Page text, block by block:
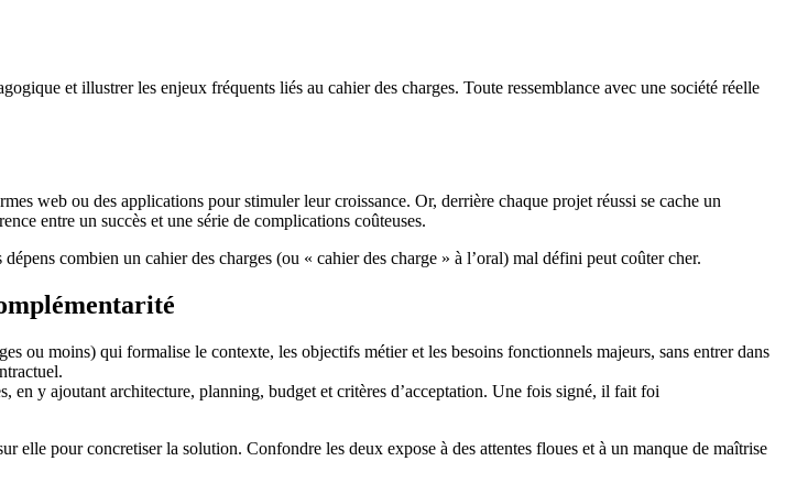
et illustrer les enjeux fréquents liés au cahier des charges. Toute ressemblance avec une société réelle
web ou des applications pour stimuler leur croissance. Or, derrière chaque projet réussi se cache un
entre un succès et une série de complications coûteuses.
combien un cahier des charges (ou « cahier des charge » à l’oral) mal défini peut coûter cher.
ou moins) qui formalise le contexte, les objectifs métier et les besoins fonctionnels majeurs, sans entrer dans
en y ajoutant architecture, planning, budget et critères d’acceptation. Une fois signé, il fait foi
elle pour concretiser la solution. Confondre les deux expose à des attentes floues et à un manque de maîtrise